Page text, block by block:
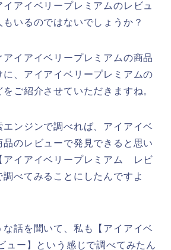
アイベリープレミアムのレビュ
いるのではないでしょうか？
イアイベリープレミアムの商品
に、アイアイベリープレミアムの
ご紹介させていただきますね。
エンジンで調べれば、アイアイベ
品のレビューで発見できると思い
アイアイベリープレミアム レビ
調べてみることにしたんですよ
話を聞いて、私も【アイアイベ
ュー】という感じで調べてみたん